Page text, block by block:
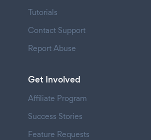
Tutorials
Contact Support
Report Abuse
Get Involved
Affiliate Program
Success Stories
Feature Requests